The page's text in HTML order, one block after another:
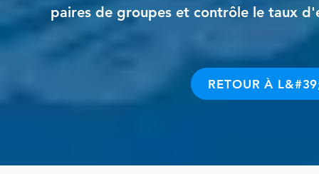
paires de groupes et contrôle le taux
RETOUR À